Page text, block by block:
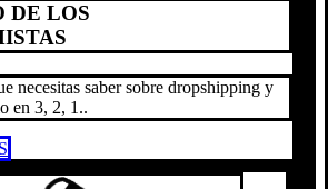
DE LOS
necesitas saber sobre dropshipping y
en 3, 2, 1..